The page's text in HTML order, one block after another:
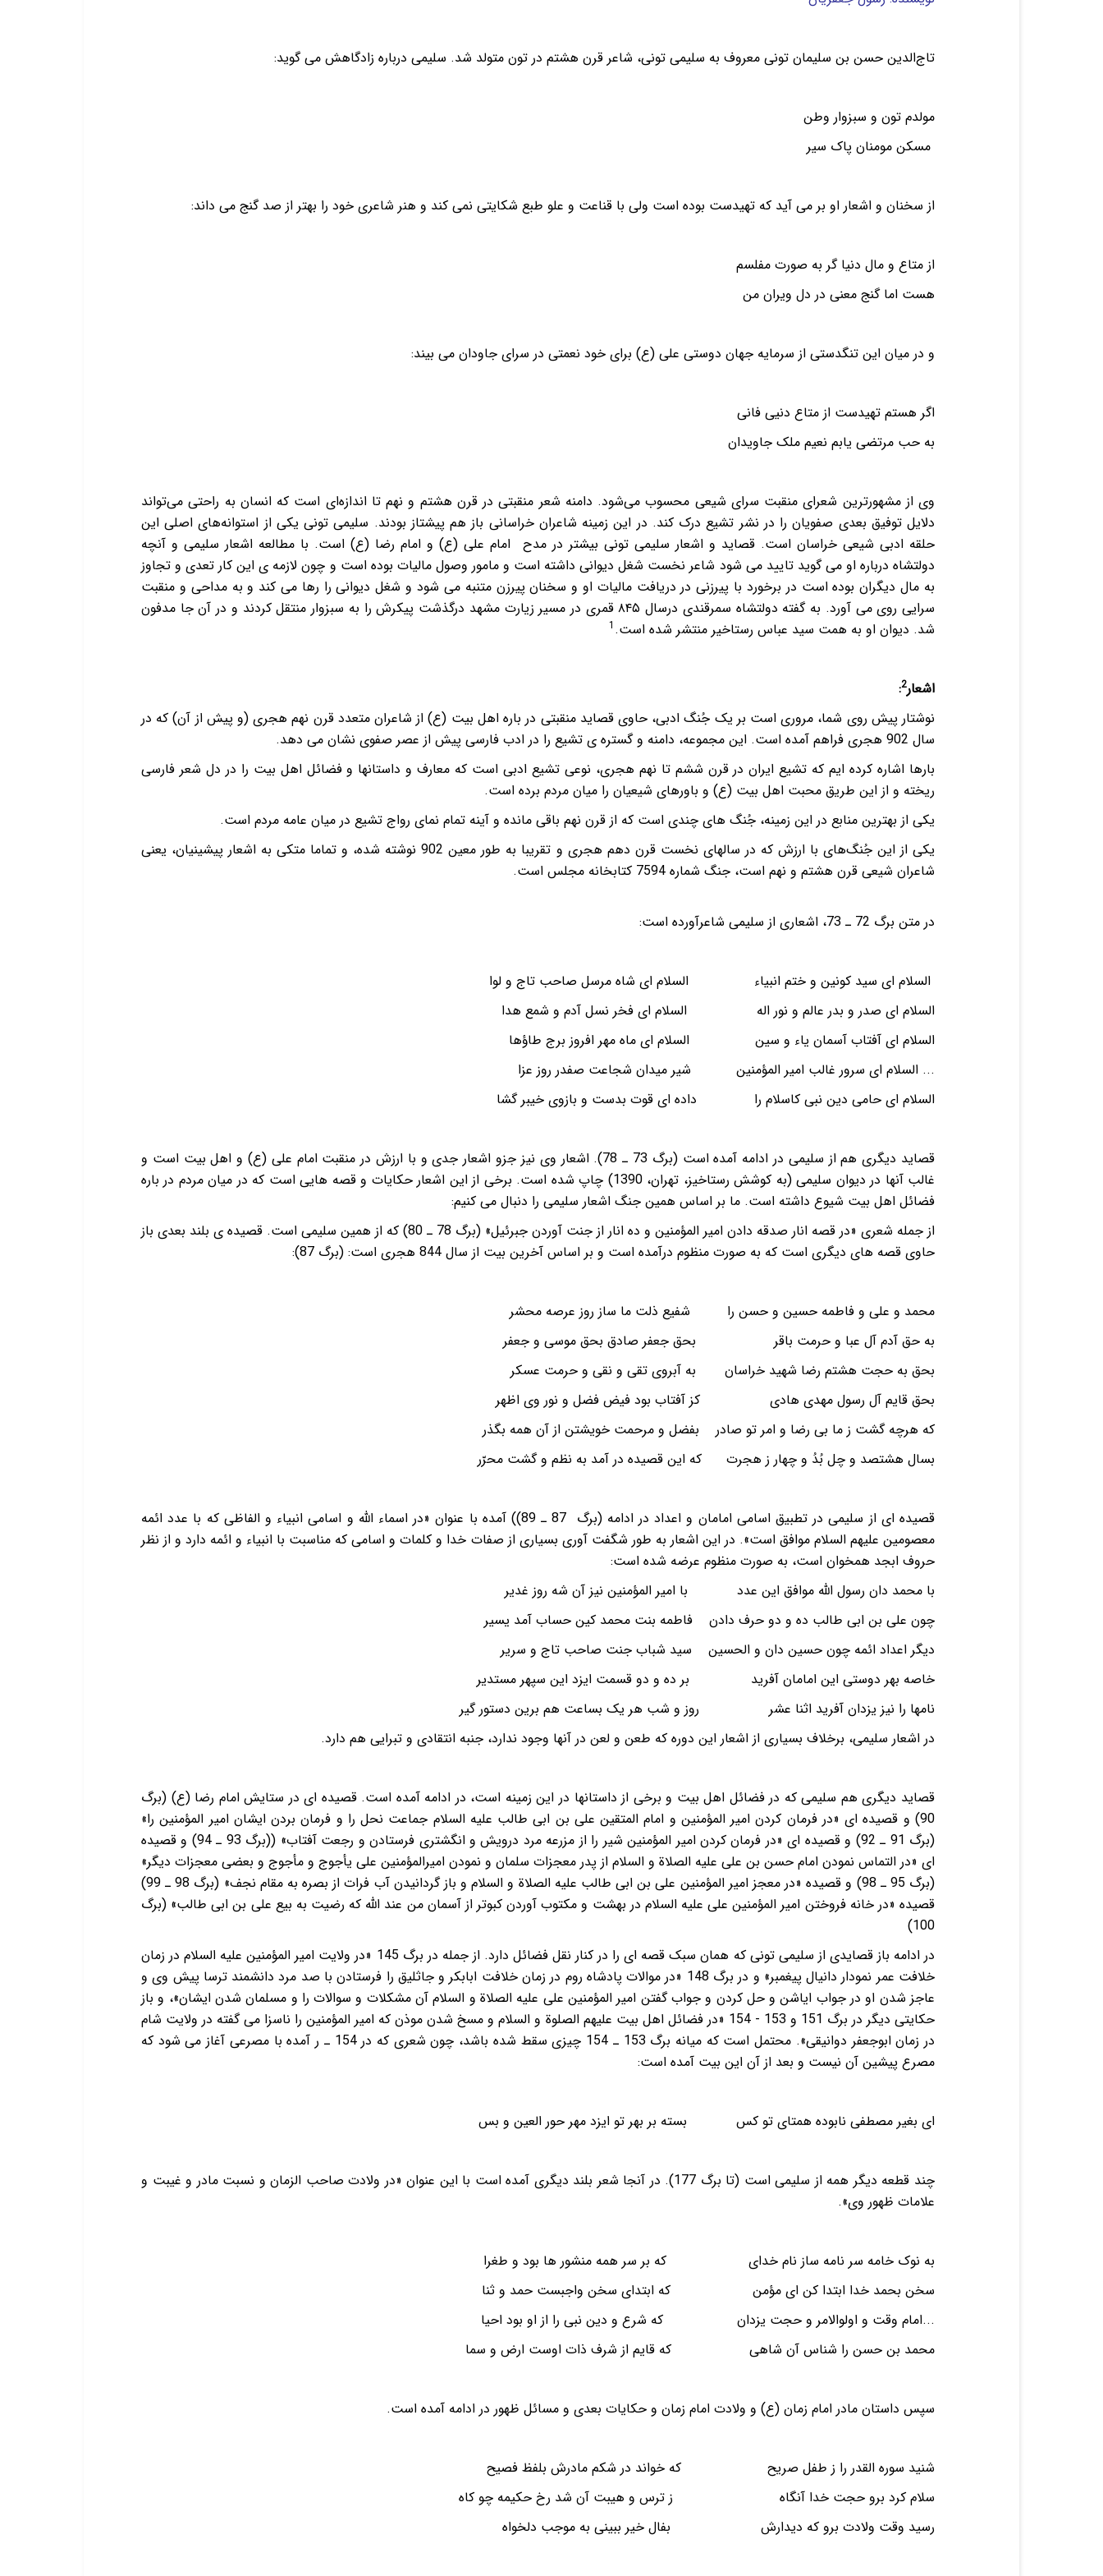
تاج‌الدین حسن بن سلیمان تونی معروف به سلیمی تونی، شاعر قرن هشتم در تون متولد شد. سلیمی درباره زادگاهش می گوید:
مولدم تون و سبزوار وطن
مسکن مومنان پاک سیر
از سخنان و اشعار او بر می آید که تهیدست بوده است ولی با قناعت و علو طبع شکایتی نمی کند و هنر شاعری خود را بهتر از صد گنج می داند:
از متاع و مال دنیا گر به صورت مفلسم
هست اما گنج معنی در دل ویران من
و در میان این تنگدستی از سرمایه جهان دوستی علی (ع) برای خود نعمتی در سرای جاودان می بیند:
اگر هستم تهیدست از متاع دنیی فانی
به حب مرتضی یابم نعیم ملک جاویدان
وی از مشهورترین شعرای منقبت سرای شیعی محسوب می‌شود. دامنه شعر منقبتی در قرن هشتم و نهم تا اندازه‌ای است که انسان به راحتی می‌تواند
دلایل توفیق بعدی صفویان را در نشر تشیع درک کند. در این زمینه شاعران خراسانی باز هم پیشتاز بودند. سلیمی تونی یکی از استوانه‌های اصلی این
حلقه ادبی شیعی خراسان است. قصاید و اشعار سلیمی تونی بیشتر در مدح امام علی (ع) و امام رضا (ع) است. با مطالعه اشعار سلیمی و آنچه
دولتشاه درباره او می گوید تایید می شود شاعر نخست شغل دیوانی داشته است و مامور وصول مالیات بوده است و چون لازمه ی این کار تعدی و تجاوز
به مال دیگران بوده است در برخورد با پیرزنی در دریافت مالیات او و سخنان پیرزن متنبه می شود و شغل دیوانی را رها می کند و به مداحی و منقبت
سرایی روی می آورد. به گفته دولتشاه سمرقندی درسال ۸۴۵ قمری در مسیر زیارت مشهد درگذشت پیکرش را به سبزوار منتقل کردند و در آن جا مدفون
شد. دیوان او به همت سید عباس رستاخیر منتشر شده است. 1
اشعار2
:
نوشتار پیش روی شما، مروری است بر یک جُنگ ادبی، حاوی قصاید منقبتی در باره اهل بیت (ع) از شاعران متعدد قرن نهم هجری (و پیش از آن) که در
سال 902 هجری فراهم آمده است. این مجموعه، دامنه و گستره ی تشیع را در ادب فارسی پیش از عصر صفوی نشان می دهد.
بارها اشاره کرده ایم که تشیع ایران در قرن ششم تا نهم هجری، نوعی تشیع ادبی است که معارف و داستانها و فضائل اهل بیت را در دل شعر فارسی
ریخته و از این طریق محبت اهل بیت (ع) ‌و باورهای شیعیان را میان مردم برده است.
یکی از بهترین منابع در این زمینه، جُنگ های چندی است که از قرن نهم باقی مانده و آینه تمام نمای رواج تشیع در میان عامه مردم است.
یکی از این جُنگ‌های با ارزش که در سالهای نخست قرن دهم هجری و تقریبا به طور معین 902 نوشته شده، و تماما متکی به اشعار پیشینیان، یعنی
شاعران شیعی قرن هشتم و نهم است، جنگ شماره 7594 کتابخانه مجلس است.
در متن برگ 72 ـ 73، اشعاری از سلیمی شاعرآورده است:
السلام ای سید کونین و ختم انبیاء السلام ای شاه مرسل صاحب تاج و لوا
السلام ای صدر و بدر عالم و نور اله السلام ای فخر نسل آدم و شمع هدا
السلام ای آفتاب آسمان یاء و سین السلام ای ماه مهر افروز برج طاؤها
... السلام ای سرور غالب امیر المؤمنین شیر میدان شجاعت صفدر روز عزا
السلام ای حامی دین نبی کاسلام را داده ای قوت بدست و بازوی خیبر گشا
قصاید دیگری هم از سلیمی در ادامه آمده است (برگ 73 ـ 78). اشعار وی نیز جزو اشعار جدی و با ارزش در منقبت امام علی (ع)‌ و اهل بیت است و
غالب آنها در دیوان سلیمی (به کوشش رستاخیز، تهران، 1390) چاپ شده است. برخی از این اشعار حکایات و قصه هایی است که در میان مردم در باره
فضائل اهل بیت شیوع داشته است. ما بر اساس همین جنگ اشعار سلیمی را دنبال می کنیم:
از جمله شعری «در قصه انار صدقه دادن امیر المؤمنین و ده انار از جنت آوردن جبرئیل» (برگ 78 ـ 80) که از همین سلیمی است. قصیده ی بلند بعدی باز
حاوی قصه های دیگری است که به صورت منظوم درآمده است و بر اساس آخرین بیت از سال 844 هجری است: (برگ 87):
محمد و علی و فاطمه حسین و حسن را شفیع ذلت ما ساز روز عرصه محشر
به حق آدم آل عبا و حرمت باقر بحق جعفر صادق بحق موسی و جعفر
بحق به حجت هشتم رضا شهید خراسان به آبروی تقی و نقی و حرمت عسکر
بحق قایم آل رسول مهدی هادی کز آفتاب بود فیض فضل و نور وی اظهر
که هرچه گشت ز ما بی رضا و امر تو صادر بفضل و مرحمت خویشتن از آن همه بگذر
بسال هشتصد و چل بُدُ و چهار ز هجرت که این قصیده در آمد به نظم و گشت محرّر
قصیده ای از سلیمی در تطبیق اسامی امامان و اعداد در ادامه (برگ 87 ـ 89)) آمده با عنوان «در اسماء الله و اسامی انبیاء و الفاظی که با عدد ائمه
معصومین علیهم السلام موافق است». در این اشعار به طور شگفت آوری بسیاری از صفات خدا و کلمات و اسامی که مناسبت با انبیاء و ائمه دارد و از نظر
حروف ابجد همخوان است، به صورت منظوم عرضه شده است:
با محمد دان رسول الله موافق این عدد با امیر المؤمنین نیز آن شه روز غدیر
چون علی بن ابی طالب ده و دو حرف دادن فاطمه بنت محمد کین حساب آمد یسیر
دیگر اعداد ائمه چون حسین دان و الحسین سید شباب جنت صاحب تاج و سریر
خاصه بهر دوستی این امامان آفرید بر ده و دو قسمت ایزد این سپهر مستدیر
نامها را نیز یزدان آفرید اثنا عشر روز و شب هر یک بساعت هم برین دستور گیر
در اشعار سلیمی، برخلاف بسیاری از اشعار این دوره که طعن و لعن در آنها وجود ندارد، جنبه انتقادی و تبرایی هم دارد.
قصاید دیگری هم سلیمی که در فضائل اهل بیت و برخی از داستانها در این زمینه است، در ادامه آمده است. قصیده ای در ستایش امام رضا (ع) (برگ
90) و قصیده ای «در فرمان کردن امیر المؤمنین و امام المتقین علی بن ابی طالب علیه السلام جماعت نحل را و فرمان بردن ایشان امیر المؤمنین را»‌
(برگ 91 ـ 92) و قصیده ای «در فرمان کردن امیر المؤمنین شیر را از مزرعه مرد درویش و انگشتری فرستادن و رجعت آفتاب» ((برگ 93 ـ 94) و قصیده
ای «در التماس نمودن امام حسن بن علی علیه الصلاة و السلام از پدر معجزات سلمان و نمودن امیرالمؤمنین علی یأجوج و مأجوج و بعضی معجزات دیگر»
(برگ 95 ـ 98) و قصیده «در معجز امیر المؤمنین علی بن ابی طالب علیه الصلاة و السلام و باز گردانیدن آب فرات از بصره به مقام نجف» (برگ 98 ـ 99)
قصیده «در خانه فروختن امیر المؤمنین علی علیه السلام در بهشت و مکتوب آوردن کبوتر از آسمان من عند الله که رضیت به بیع علی بن ابی طالب»‌ (برگ
100)
در ادامه باز قصایدی از سلیمی تونی که همان سبک قصه ای را در کنار نقل فضائل دارد. از جمله در برگ 145 «در ولایت امیر المؤمنین علیه السلام در زمان
خلافت عمر نمودار دانیال پیغمبر» و در برگ 148 «در موالات پادشاه روم در زمان خلافت ابابکر و جاثلیق را فرستادن با صد مرد دانشمند ترسا پیش وی و
عاجز شدن او در جواب ایاشن و حل کردن و جواب گفتن امیر المؤمنین علی علیه الصلاة و السلام آن مشکلات و سوالات را و مسلمان شدن ایشان»، و باز
حکایتی دیگر در برگ 151 و 153 - 154 «در فضائل اهل بیت علیهم الصلوة و السلام و مسخ شدن موذن که امیر المؤمنین را ناسزا می گفته در ولایت شام
در زمان ابوجعفر دوانیقی». محتمل است که میانه برگ 153 ـ 154 چیزی سقط شده باشد، چون شعری که در 154 ـ ر آمده با مصرعی آغاز می شود که
مصرع پیشین آن نیست و بعد از آن این بیت آمده است:
ای بغیر مصطفی نابوده همتای تو کس بسته بر بهر تو ایزد مهر حور العین و بس
چند قطعه دیگر همه از سلیمی است (تا برگ 177). در آنجا شعر بلند دیگری آمده است با این عنوان «در ولادت صاحب الزمان و نسبت مادر و غیبت و
علامات ظهور وی».
به نوک خامه سر نامه ساز نام خدای که بر سر همه منشور ها بود و طغرا
سخن بحمد خدا ابتدا کن ای مؤمن که ابتدای سخن واجبست حمد و ثنا
...امام وقت و اولوالامر و حجت یزدان که شرع و دین نبی را از او بود احیا
محمد بن حسن را شناس آن شاهی که قایم از شرف ذات اوست ارض و سما
سپس داستان مادر امام زمان (ع)‌ و ولادت امام زمان و حکایات بعدی و مسائل ظهور در ادامه آمده است.
شنید سوره القدر را ز طفل صریح که خواند در شکم مادرش بلفظ فصیح
سلام کرد برو حجت خدا آنگاه ز ترس و هیبت آن شد رخ حکیمه چو کاه
رسید وقت ولادت برو که دیدارش بفال خیر ببینی به موجب دلخواه